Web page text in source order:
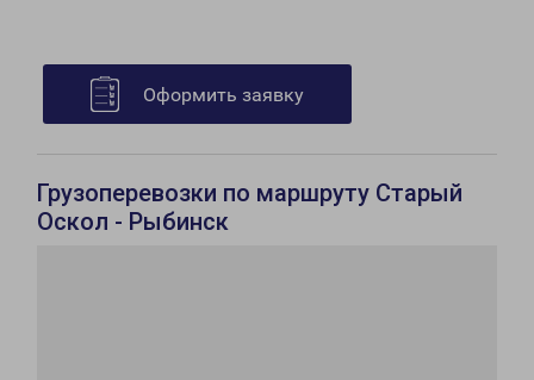
Оформить заявку
Грузоперевозки по маршруту Старый
Оскол - Рыбинск